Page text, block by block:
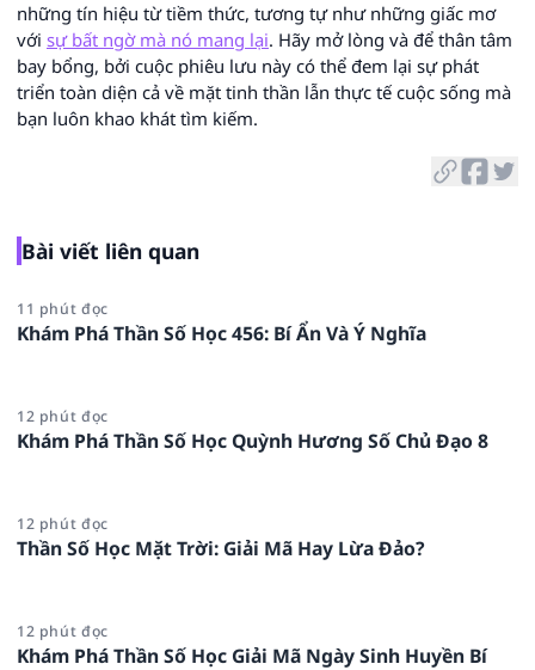
những tín hiệu từ tiềm thức, tương tự như những giấc mơ
với sự bất ngờ mà nó mang lại. Hãy mở lòng và để thân tâm
bay bổng, bởi cuộc phiêu lưu này có thể đem lại sự phát
triển toàn diện cả về mặt tinh thần lẫn thực tế cuộc sống mà
bạn luôn khao khát tìm kiếm.
Bài viết liên quan
11 phút đọc
Khám Phá Thần Số Học 456: Bí Ẩn Và Ý Nghĩa
12 phút đọc
Khám Phá Thần Số Học Quỳnh Hương Số Chủ Đạo 8
12 phút đọc
Thần Số Học Mặt Trời: Giải Mã Hay Lừa Đảo?
12 phút đọc
Khám Phá Thần Số Học Giải Mã Ngày Sinh Huyền Bí